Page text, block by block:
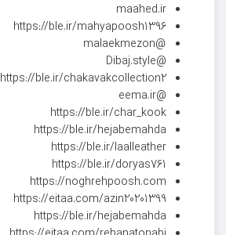
maahed.ir
https://ble.ir/mahyapoosh1396
@malaekmezon
@Dibaj.style
https://ble.ir/chakavakcollection2
@eema.ir
https://ble.ir/char_kook
https://ble.ir/hejabemahda
https://ble.ir/laalleather
https://ble.ir/doryas761
https://noghrehpoosh.com
https://eitaa.com/azin20201399
https://ble.ir/hejabemahda